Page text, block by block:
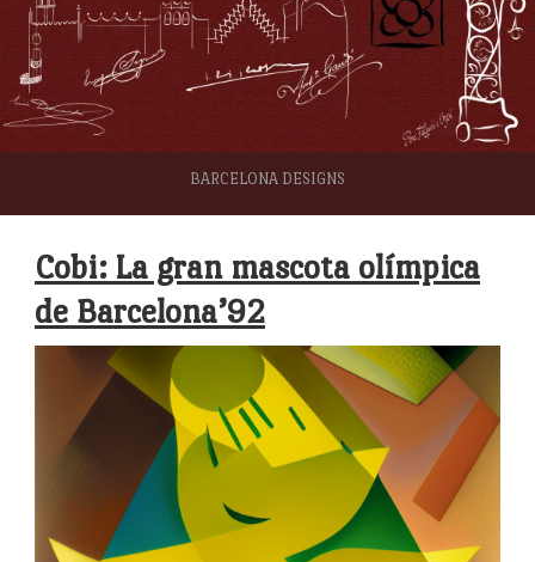
BARCELONA DESIGNS
Cobi: La gran mascota olímpica
de Barcelona’92